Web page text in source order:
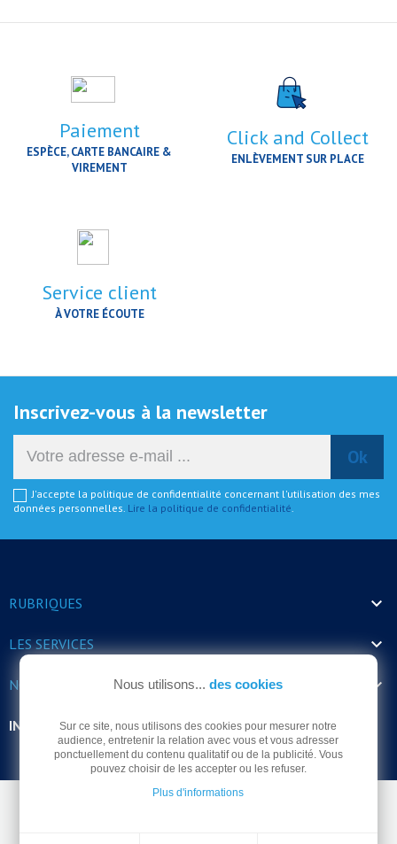
Paiement
ESPÈCE, CARTE BANCAIRE &
VIREMENT
Click and Collect
ENLÈVEMENT SUR PLACE
Service client
À VOTRE ÉCOUTE
Inscrivez-vous à la newsletter
J'accepte la politique de confidentialité concernant l'utilisation des mes
données personnelles. Lire la politique de confidentialité
RUBRIQUES 
LES SERVICES 
NOS HORAIRES 
INFORMATIONS
Nous utilisons... des cookies
Sur ce site, nous utilisons des cookies pour mesurer notre
audience, entretenir la relation avec vous et vous adresser
ponctuellement du contenu qualitatif ou de la publicité. Vous
pouvez choisir de les accepter ou les refuser.
Plus d'informations